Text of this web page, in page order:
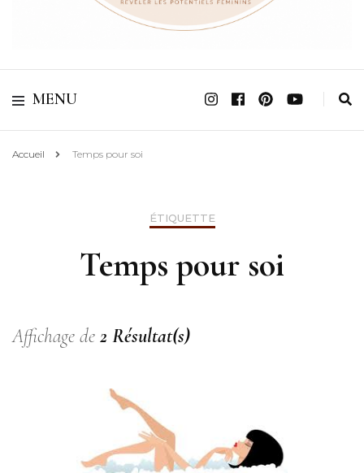
Belle ô Pluri'Elle
MENU
Accueil Temps pour soi
ÉTIQUETTE
Temps pour soi
Affichage de 2 Résultat(s)